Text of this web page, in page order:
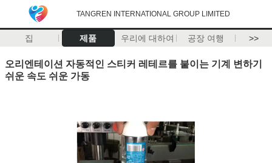
TANGREN INTERNATIONAL GROUP LIMITED
집 제품 우리에 대하여 공장 여행 >>
오리엔테이션 자동적인 스티커 레테르를 붙이는 기계 변하기
쉬운 속도 쉬운 가동